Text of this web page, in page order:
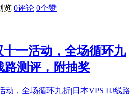
览 0评论 0个赞
一活动，全场循环九
路测评，附抽奖